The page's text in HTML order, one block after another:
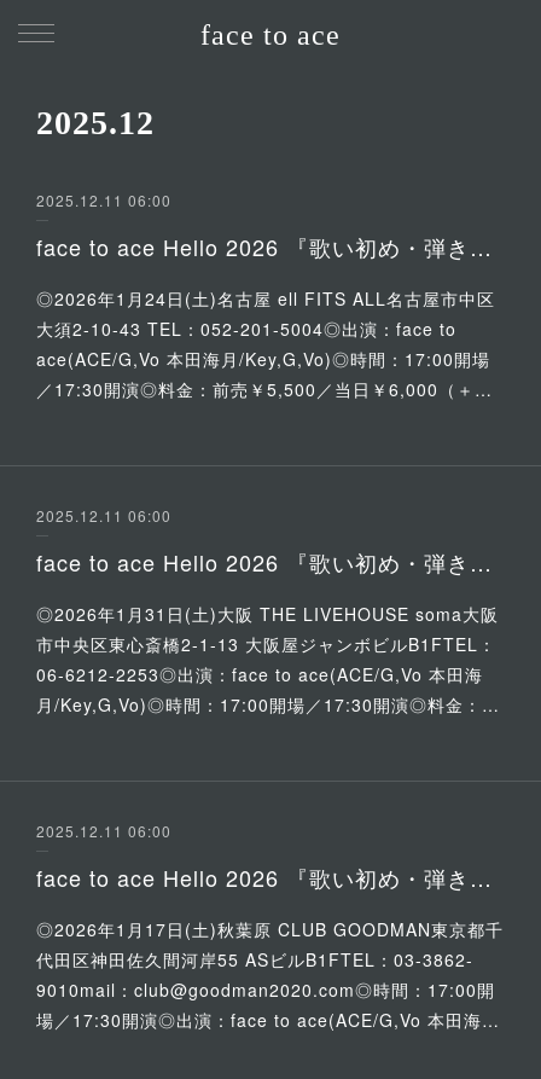
face to ace
2025.12
2025.12.11 06:00
face to ace Hello 2026 『歌い初め・弾き初め 新春大進撃』
◎2026年1月24日(土)名古屋 ell FITS ALL名古屋市中区
大須2-10-43 TEL：052-201-5004◎出演：face to
ace(ACE/G,Vo 本田海月/Key,G,Vo)◎時間：17:00開場
／17:30開演◎料金：前売￥5,500／当日￥6,000（＋…
2025.12.11 06:00
face to ace Hello 2026 『歌い初め・弾き初め 新春大進撃』
◎2026年1月31日(土)大阪 THE LIVEHOUSE soma大阪
市中央区東心斎橋2-1-13 大阪屋ジャンボビルB1FTEL：
06-6212-2253◎出演：face to ace(ACE/G,Vo 本田海
月/Key,G,Vo)◎時間：17:00開場／17:30開演◎料金：…
2025.12.11 06:00
face to ace Hello 2026 『歌い初め・弾き初め 新春大進撃』
◎2026年1月17日(土)秋葉原 CLUB GOODMAN東京都千
代田区神田佐久間河岸55 ASビルB1FTEL：03-3862-
9010mail：club@goodman2020.com◎時間：17:00開
場／17:30開演◎出演：face to ace(ACE/G,Vo 本田海…